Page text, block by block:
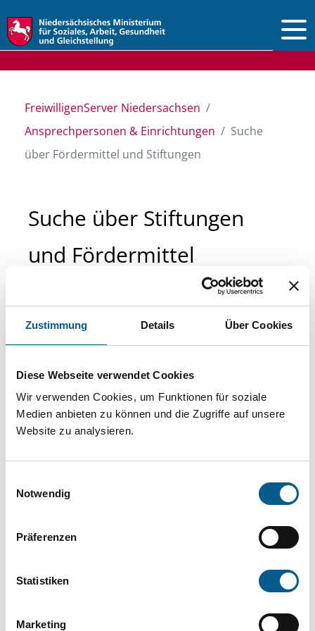
Zustimmung Details Über Cookies
Diese Webseite verwendet Cookies
Wir verwenden Cookies, um Funktionen für soziale
Medien anbieten zu können und die Zugriffe auf unsere
Website zu analysieren.
Notwendig
Präferenzen
Statistiken
Marketing
FreiwilligenServer Niedersachsen
Ansprechpersonen & Einrichtungen
Suche
über Fördermittel und Stiftungen
Suche über Stiftungen
und Fördermittel
Sie suchen finanzielle Unterstützung für ein
Projekt oder ein Vorhaben? Hier können Sie
direkt über unsere Fördermitteldatenbank und
Stiftungsdatenbank recherchieren. Bei der
Suche bitte die Groß- und Kleinschreibung
beachten.
Bitte Suchbegriff eingeben. Ergebnisse
können durch die Wahl von Bereichen oder
Suchen